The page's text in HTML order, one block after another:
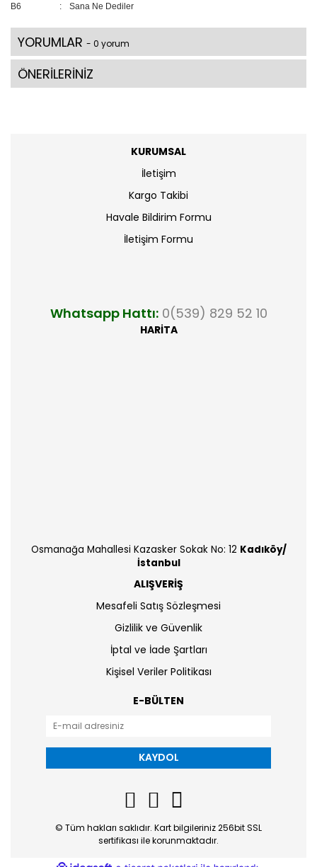
B6
: Sana Ne Dediler
YORUMLAR - 0 yorum
ÖNERİLERİNİZ
KURUMSAL
İletişim
Kargo Takibi
Havale Bildirim Formu
İletişim Formu
Whatsapp Hattı: 0(539) 829 52 10
HARİTA
Osmanağa Mahallesi Kazasker Sokak No: 12 Kadıköy/
İstanbul
ALIŞVERİŞ
Mesafeli Satış Sözleşmesi
Gizlilik ve Güvenlik
İptal ve İade Şartları
Kişisel Veriler Politikası
E-BÜLTEN
KAYDOL
© Tüm hakları saklıdır. Kart bilgileriniz 256bit SSL
sertifikası ile korunmaktadır.